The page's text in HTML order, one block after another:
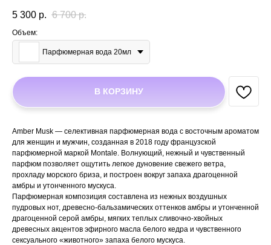
5 300 р. 6 700 р.
Объем:
Парфюмерная вода 20мл
В КОРЗИНУ
Amber Musk — селективная парфюмерная вода с восточным ароматом
для женщин и мужчин, созданная в 2018 году французской
парфюмерной маркой Montale. Волнующий, нежный и чувственный
парфюм позволяет ощутить легкое дуновение свежего ветра,
прохладу морского бриза, и построен вокруг запаха драгоценной
амбры и утонченного мускуса.
Парфюмерная композиция составлена из нежных воздушных
пудровых нот, древесно-бальзамических оттенков амбры и утонченной
драгоценной серой амбры, мягких теплых сливочно-хвойных
древесных акцентов эфирного масла белого кедра и чувственного
сексуального «животного» запаха белого мускуса.